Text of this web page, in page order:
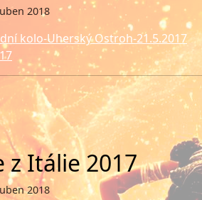
2018
kolo-Uherský Ostroh-21.5.2017
z Itálie 2017
2018